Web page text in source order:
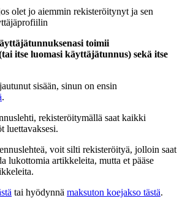
olet jo aiemmin rekisteröitynyt ja sen
toimii
itse luomasi käyttäjätunnus) sekä itse
sisään, sinun on ensin
.
rekisteröitymällä saat kaikki
luettavaksesi.
voit silti rekisteröityä, jolloin saat
lukottomia artikkeleita, mutta et pääse
tai hyödynnä maksuton koejakso tästä.